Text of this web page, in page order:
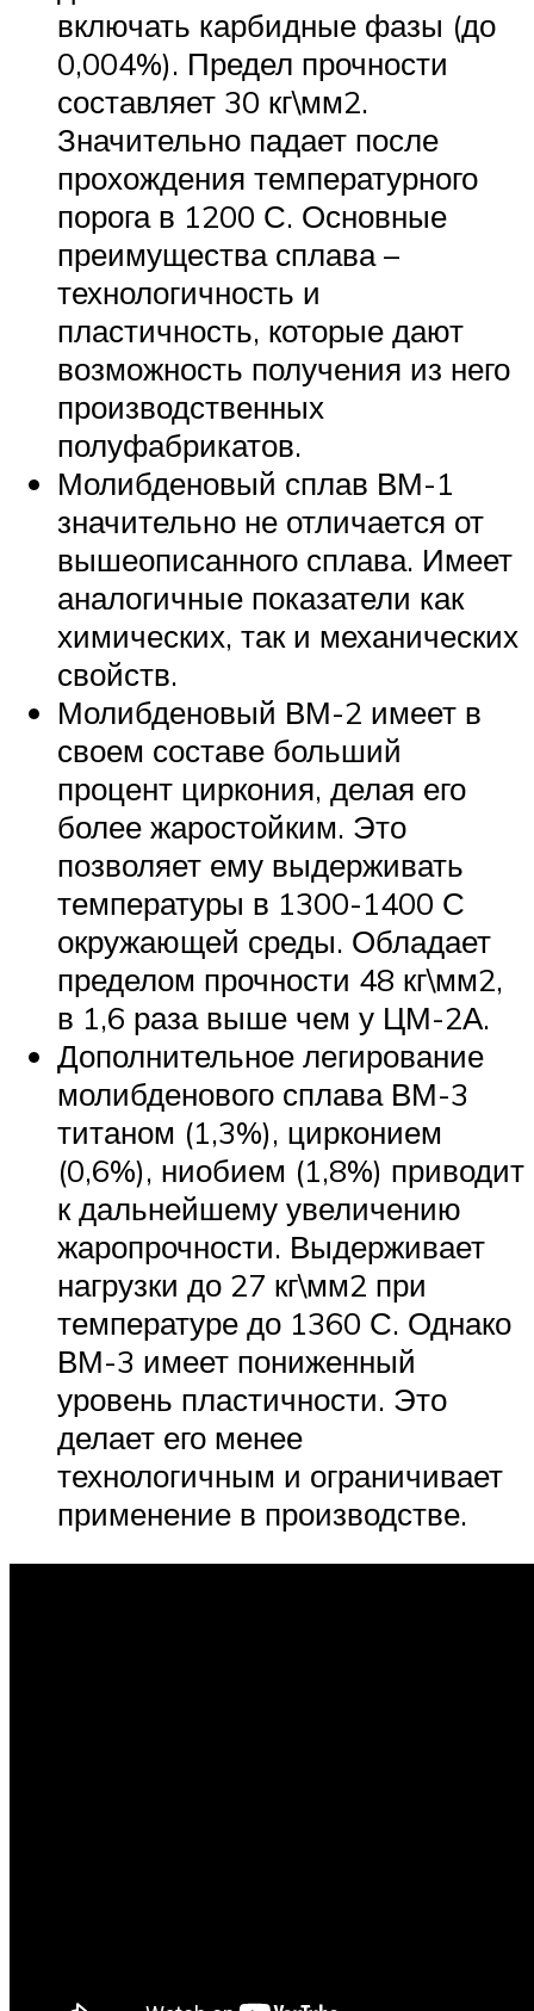
включать карбидные фазы (до
0,004%). Предел прочности
составляет 30 кг\мм2.
Значительно падает после
прохождения температурного
порога в 1200 С. Основные
преимущества сплава –
технологичность и
пластичность, которые дают
возможность получения из него
производственных
полуфабрикатов.
Молибденовый сплав ВМ-1
значительно не отличается от
вышеописанного сплава. Имеет
аналогичные показатели как
химических, так и механических
свойств.
Молибденовый ВМ-2 имеет в
своем составе больший
процент циркония, делая его
более жаростойким. Это
позволяет ему выдерживать
температуры в 1300-1400 С
окружающей среды. Обладает
пределом прочности 48 кг\мм2,
в 1,6 раза выше чем у ЦМ-2А.
Дополнительное легирование
молибденового сплава ВМ-3
титаном (1,3%), цирконием
(0,6%), ниобием (1,8%) приводит
к дальнейшему увеличению
жаропрочности. Выдерживает
нагрузки до 27 кг\мм2 при
температуре до 1360 С. Однако
ВМ-3 имеет пониженный
уровень пластичности. Это
делает его менее
технологичным и ограничивает
применение в производстве.